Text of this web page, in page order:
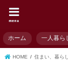
menu
ホーム 一人暮ら
HOME 住まい、暮らし